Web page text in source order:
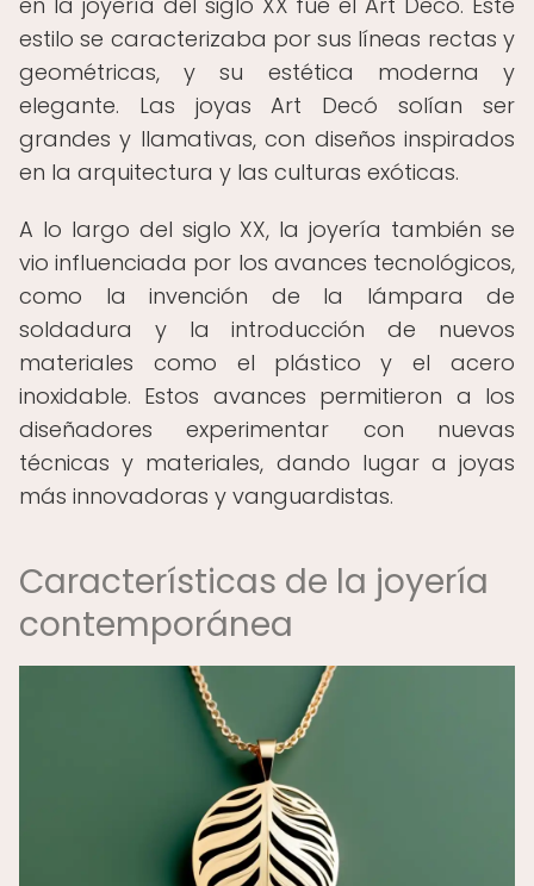
estilo se caracterizaba por sus líneas rectas y
geométricas, y su estética moderna y
elegante. Las joyas Art Decó solían ser
grandes y llamativas, con diseños inspirados
en la arquitectura y las culturas exóticas.
A lo largo del siglo XX, la joyería también se
vio influenciada por los avances tecnológicos,
como la invención de la lámpara de
soldadura y la introducción de nuevos
materiales como el plástico y el acero
inoxidable. Estos avances permitieron a los
diseñadores experimentar con nuevas
técnicas y materiales, dando lugar a joyas
más innovadoras y vanguardistas.
Características de la joyería
contemporánea